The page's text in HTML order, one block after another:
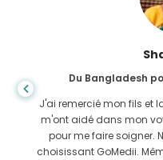
Du Bangladesh
J'ai remercié mon fils et
m'ont aidé dans mon
pour me faire soigner.
choisissant GoMedii.